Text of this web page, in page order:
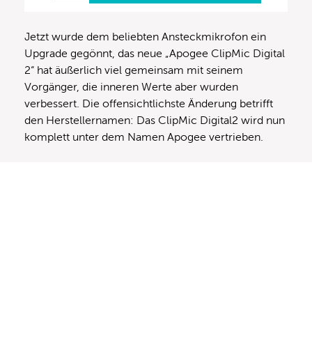
Jetzt wurde dem beliebten Ansteckmikrofon ein
Upgrade gegönnt, das neue „Apogee ClipMic Digital
2“ hat äußerlich viel gemeinsam mit seinem
Vorgänger, die inneren Werte aber wurden
verbessert. Die offensichtlichste Änderung betrifft
den Herstellernamen: Das ClipMic Digital2 wird nun
komplett unter dem Namen Apogee vertrieben.